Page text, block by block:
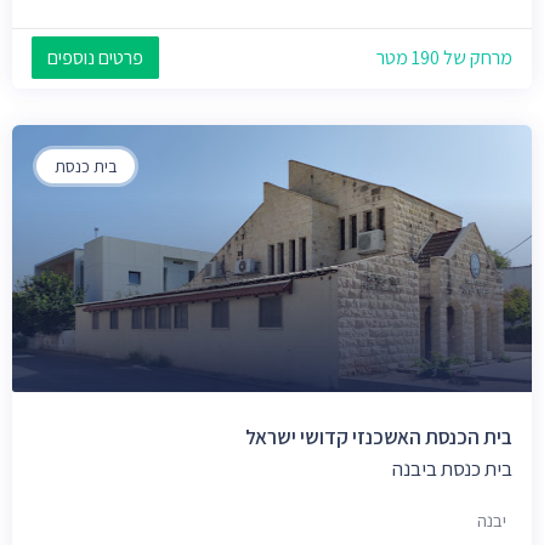
מרחק של 190 מטר פרטים נוספים
בית כנסת
בית הכנסת האשכנזי קדושי ישראל
בית כנסת ביבנה
יבנה